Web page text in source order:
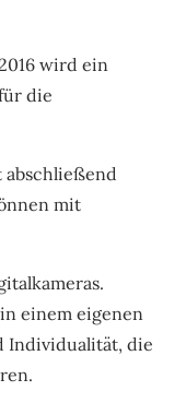
wird ein
die
abschließend
mit
einem eigenen
Individualität, die